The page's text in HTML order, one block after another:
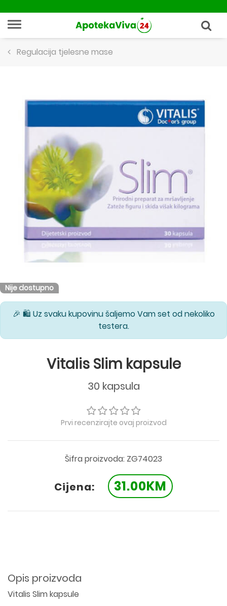
Regulacija tjelesne mase
Nije dostupno
🎉 🛍️ Uz svaku kupovinu šaljemo Vam set od nekoliko
testera.
Vitalis Slim kapsule
30 kapsula
Prvi recenzirajte ovaj proizvod
Šifra proizvoda: ZG74023
Cijena: 31.00KM
Opis proizvoda
Vitalis Slim kapsule